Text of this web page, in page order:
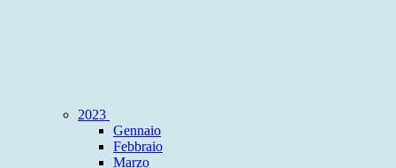
2023
Gennaio
Febbraio
Marzo